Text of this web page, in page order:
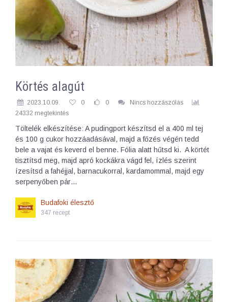
Körtés alagút
2023.10.09. 0 0
Nincs hozzászólás
24332 megtekintés
Töltelék elkészítése: A pudingport készítsd el a 400 ml tej
és 100 g cukor hozzáadásával, majd a főzés végén tedd
bele a vajat és keverd el benne. Fólia alatt hűtsd ki. A körtét
tisztítsd meg, majd apró kockákra vágd fel, ízlés szerint
ízesítsd a fahéjjal, barnacukorral, kardamommal, majd egy
serpenyőben pár…
Budafoki élesztő
347 recept